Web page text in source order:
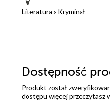
Literatura » Kryminał
Dostępność
Produkt został
dostępu więcej przeczytasz